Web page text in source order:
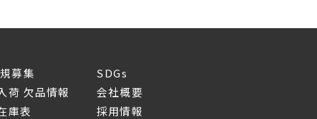
募集
荷 欠品情報
表
SDGs
会社概要
採用情報